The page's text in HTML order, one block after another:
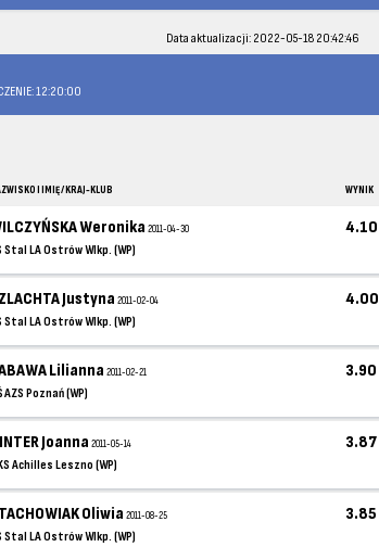
Data aktualizacji: 2022-05-18 20:42:46
12:20:00
I IMIĘ / KRAJ-KLUB WYNIK
Weronika2011-04-30
Stal LA Ostrów Wlkp. (WP)
4.10
Justyna2011-02-04
Stal LA Ostrów Wlkp. (WP)
4.00
Lilianna2011-02-21
AZS Poznań (WP)
3.90
Joanna2011-05-14
Achilles Leszno (WP)
3.87
Oliwia2011-08-25
Stal LA Ostrów Wlkp. (WP)
3.85